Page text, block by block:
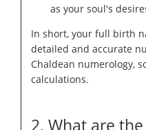
as your soul's
In short, your full birth
detailed and accurate
Chaldean numerology,
calculations.
2. What are